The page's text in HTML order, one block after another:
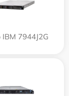
IBM 7944J2G